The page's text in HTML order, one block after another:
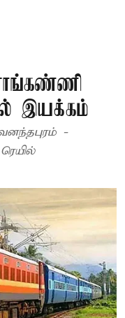
இயக்கம்
-